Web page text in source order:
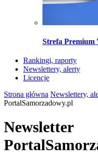
Strefa Premium
Rankingi, raporty
Newslettery, alerty
Licencje
Strona główna Newslettery,
PortalSamorzadowy.pl
Newsletter